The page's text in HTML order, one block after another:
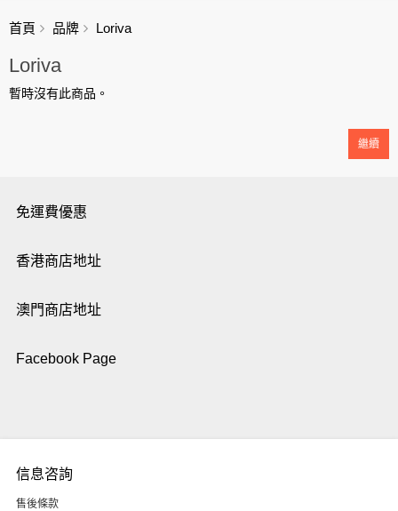
首頁 品牌 Loriva
Loriva
暫時沒有此商品。
繼續
免運費優惠
香港商店地址
澳門商店地址
Facebook Page
信息咨詢
售後條款